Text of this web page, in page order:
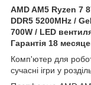
AMD AM5 Ryzen 7
DDR5 5200MHz /
700W / LED
Гарантія 18
Комп'ютер для
сучасні ігри у